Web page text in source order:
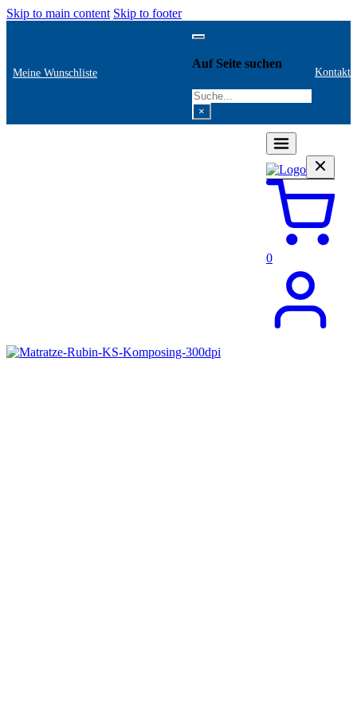
Skip to main content Skip to footer
Meine Wunschliste
Auf Seite suchen
Search
×
Kontakt
0